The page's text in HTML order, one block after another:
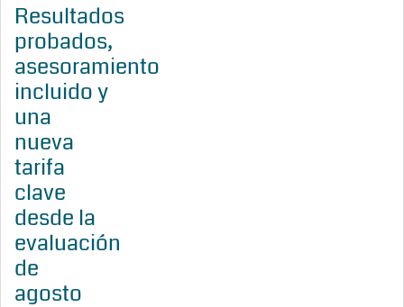
Resultados
probados,
asesoramiento
incluido y
una
nueva
tarifa
clave
desde la
evaluación
de
agosto